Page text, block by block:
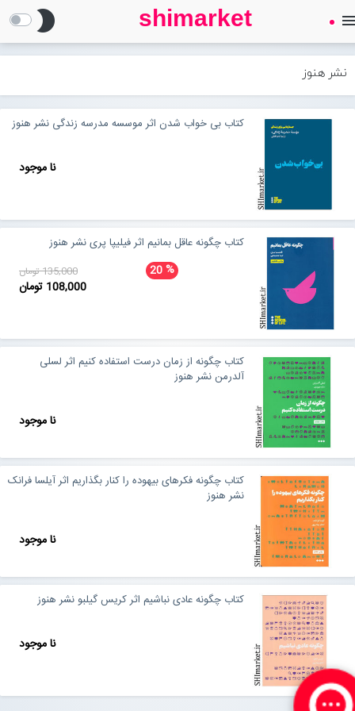
SHIMARKET
درباره ما
بلاگ
Open submenu (محصولات)
محصولات
تماس با ما
ورود به سایت
brightness_2 shimarket
نشر هنوز
کتاب بی خواب شدن اثر موسسه مدرسه زندگی نشر هنوز
نا موجود
کتاب چگونه عاقل بمانیم اثر فیلیپا پری نشر هنوز
20% 135,000 تومان
108,000 تومان
کتاب چگونه از زمان درست استفاده کنیم اثر لسلی
آلدرمن نشر هنوز
نا موجود
کتاب چگونه فکرهای بیهوده را کنار بگذاریم اثر آیلسا فرانک
نشر هنوز
نا موجود
کتاب چگونه عادی نباشیم اثر کریس گیلبو نشر هنوز
نا موجود